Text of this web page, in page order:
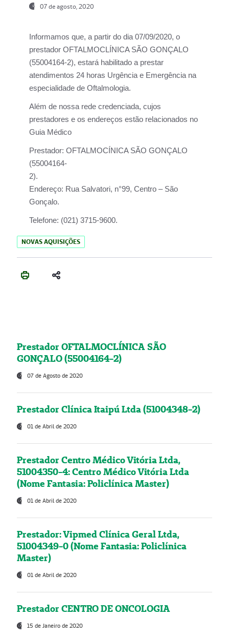
07 de agosto, 2020
Informamos que, a partir do dia07/09/2020, o
prestador OFTALMOCLÍNICA SÃO GONÇALO
(55004164-2), estará habilitado a prestar
atendimentos 24 horas Urgência e Emergência na
especialidade de Oftalmologia.
Além de nossa rede credenciada, cujos
prestadores e os endereços estão relacionados no
Guia Médico
Prestador: OFTALMOCÍNICA SÃO GONÇALO
(55004164-
2).
Endereço: Rua Salvatori, n°99, Centro – São
Gonçalo.
Telefone: (021) 3715-9600.
NOVAS AQUISIÇÕES
Prestador OFTALMOCLÍNICA SÃO
GONÇALO (55004164-2)
07 de Agosto de 2020
Prestador Clínica Itaipú Ltda (51004348-2)
01 de Abril de 2020
Prestador Centro Médico Vitória Ltda,
51004350-4: Centro Médico Vitória Ltda
(Nome Fantasia: Policlínica Master)
01 de Abril de 2020
Prestador: Vipmed Clínica Geral Ltda,
51004349-0 (Nome Fantasia: Policlínica
Master)
01 de Abril de 2020
Prestador CENTRO DE ONCOLOGIA
15 de Janeiro de 2020